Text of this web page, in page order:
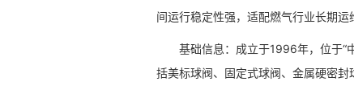
间运行稳定性强，适配燃气行业长期运
基础信息：成立于1996年，位于“中
括美标球阀、固定式球阀、金属硬密封